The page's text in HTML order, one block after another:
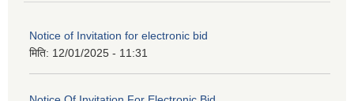
Notice of Invitation for electronic bid
मिति: 12/01/2025 - 11:31